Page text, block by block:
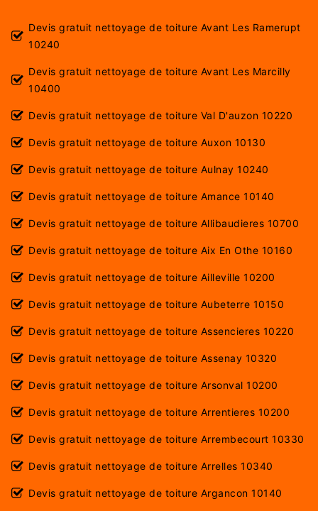
Devis gratuit nettoyage de toiture Avant Les Ramerupt
10240
Devis gratuit nettoyage de toiture Avant Les Marcilly
10400
Devis gratuit nettoyage de toiture Val D'auzon 10220
Devis gratuit nettoyage de toiture Auxon 10130
Devis gratuit nettoyage de toiture Aulnay 10240
Devis gratuit nettoyage de toiture Amance 10140
Devis gratuit nettoyage de toiture Allibaudieres 10700
Devis gratuit nettoyage de toiture Aix En Othe 10160
Devis gratuit nettoyage de toiture Ailleville 10200
Devis gratuit nettoyage de toiture Aubeterre 10150
Devis gratuit nettoyage de toiture Assencieres 10220
Devis gratuit nettoyage de toiture Assenay 10320
Devis gratuit nettoyage de toiture Arsonval 10200
Devis gratuit nettoyage de toiture Arrentieres 10200
Devis gratuit nettoyage de toiture Arrembecourt 10330
Devis gratuit nettoyage de toiture Arrelles 10340
Devis gratuit nettoyage de toiture Argancon 10140